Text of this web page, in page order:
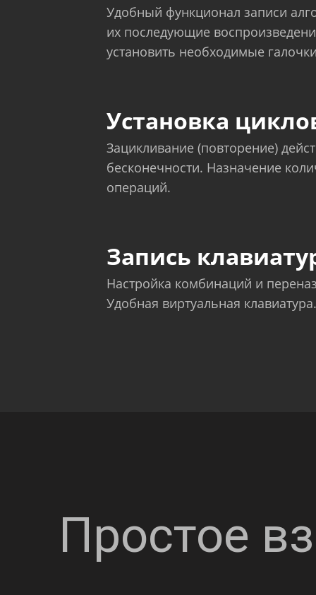
Удобный функционал записи
их последующие
установить необходимые
Установка
Зацикливание (повторение)
бесконечности. Назначение
операций.
Запись
Настройка комбинаций и
Удобная виртуальная клавиатура.
Простое